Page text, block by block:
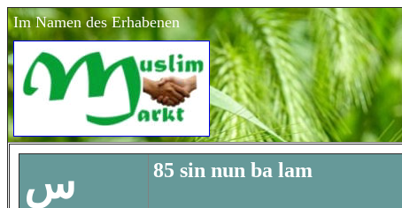
Im Namen des Erhabenen
س 85 sin nun ba lam